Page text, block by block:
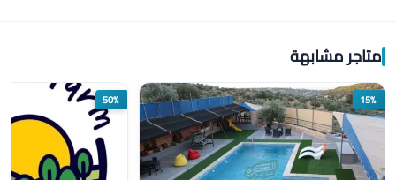
متاجر مشابهة
15%
50%